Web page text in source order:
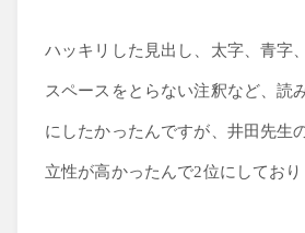
ハッキリした見出し、太字、青字
スペースをとらない注釈など、読
にしたかったんですが、井田先生
立性が高かったんで2位にしており